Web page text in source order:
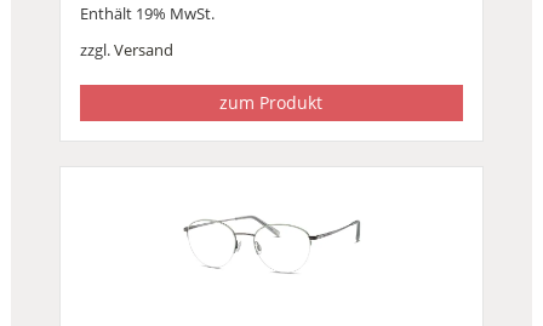
Enthält 19% MwSt.
zzgl.Versand
zum Produkt